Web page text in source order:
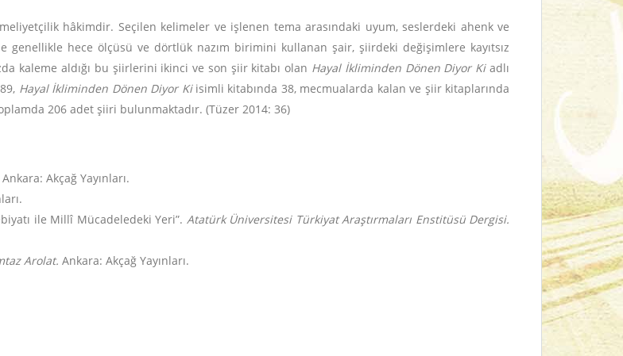
hâkimdir. Seçilen kelimeler ve işlenen tema arasındaki uyum, seslerdeki ahenk ve
hece ölçüsü ve dörtlük nazım birimini kullanan şair, şiirdeki değişimlere kayıtsız
kaleme aldığı bu şiirlerini ikinci ve son şiir kitabı olan Hayal İkliminden Dönen Diyor Kiadlı
Hayal İkliminden Dönen Diyor Kiisimli kitabında 38, mecmualarda kalan ve şiir kitaplarında
206 adet şiiri bulunmaktadır. (Tüzer 2014: 36)
Ankara: Akçağ Yayınları.
ile Millî Mücadeledeki Yeri”. Atatürk Üniversitesi Türkiyat Araştırmaları Enstitüsü Dergisi.
Arolat. Ankara: Akçağ Yayınları.